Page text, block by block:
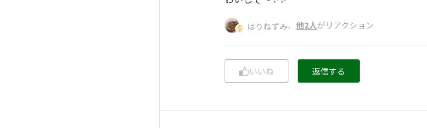
はりねずみ、 他2人がリアクション
いいね 返信する